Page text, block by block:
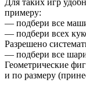
примеру:
— подбери все
— подбери всех
Разрешено
— подбери все
Геометрические
и по размеру